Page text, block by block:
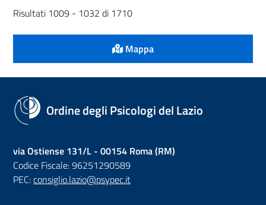
Risultati 1009 - 1032 di 1710
Mappa
Ordine degli Psicologi del Lazio
via Ostiense 131/L - 00154 Roma (RM)
Codice Fiscale: 96251290589
PEC:consiglio.lazio@psypec.it